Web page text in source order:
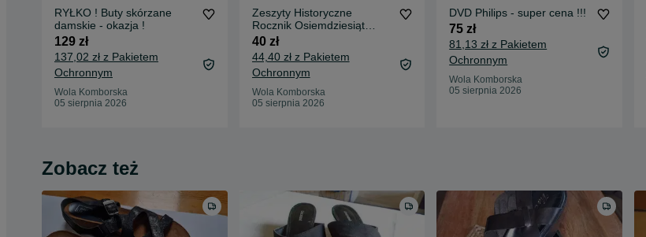
RYŁKO ! Buty skórzane
damskie - okazja !
129 zł
137,02 zł z Pakietem
Ochronnym
Wola Komborska
05 sierpnia 2026
Zeszyty Historyczne
Rocznik Osiemdziesiąt
Osiem,InstytutLiteracki
1988
40 zł
44,40 zł z Pakietem
Ochronnym
Wola Komborska
05 sierpnia 2026
DVD Philips - super cena !!!
75 zł
81,13 zł z Pakietem
Ochronnym
Wola Komborska
05 sierpnia 2026
Zobacz też